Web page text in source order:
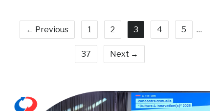
← Previous 1 2 3 4 5 …
37 Next →